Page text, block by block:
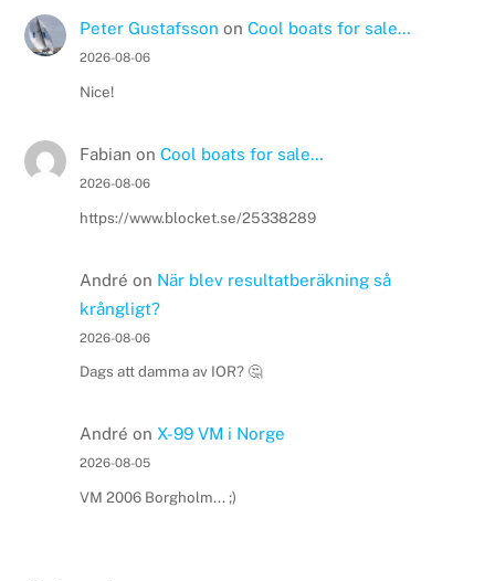
Peter Gustafsson on Cool boats for sale…
2026-08-06
Nice!
Fabian on Cool boats for sale…
2026-08-06
https://www.blocket.se/25338289
André on När blev resultatberäkning så
krångligt?
2026-08-06
Dags att damma av IOR? 🤔
André on X-99 VM i Norge
2026-08-05
VM 2006 Borgholm... ;)